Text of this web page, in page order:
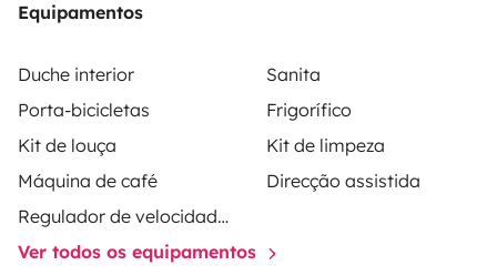
Equipamentos
Duche interior
Sanita
Porta-bicicletas
Frigorífico
Kit de louça
Kit de limpeza
Máquina de café
Direcção assistida
Regulador de velocidade / Cruise Control
Ver todos os equipamentos